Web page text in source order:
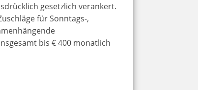
gesetzlich verankert.
für Sonntags-,
bis € 400 monatlich